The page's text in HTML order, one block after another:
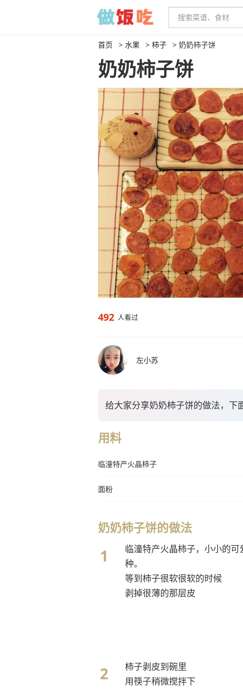
首页 > 水果 > 柿子> 奶奶柿子饼
奶奶柿子饼
492 人看过
左小苏
给大家分享奶奶柿子饼的做法，下
用料
临潼特产火晶柿子
面粉
奶奶柿子饼的做法
临潼特产火晶柿子，小小的可
种。
等到柿子很软很软的时候
剥掉很薄的那层皮
柿子剥皮到碗里
用筷子稍微搅拌下